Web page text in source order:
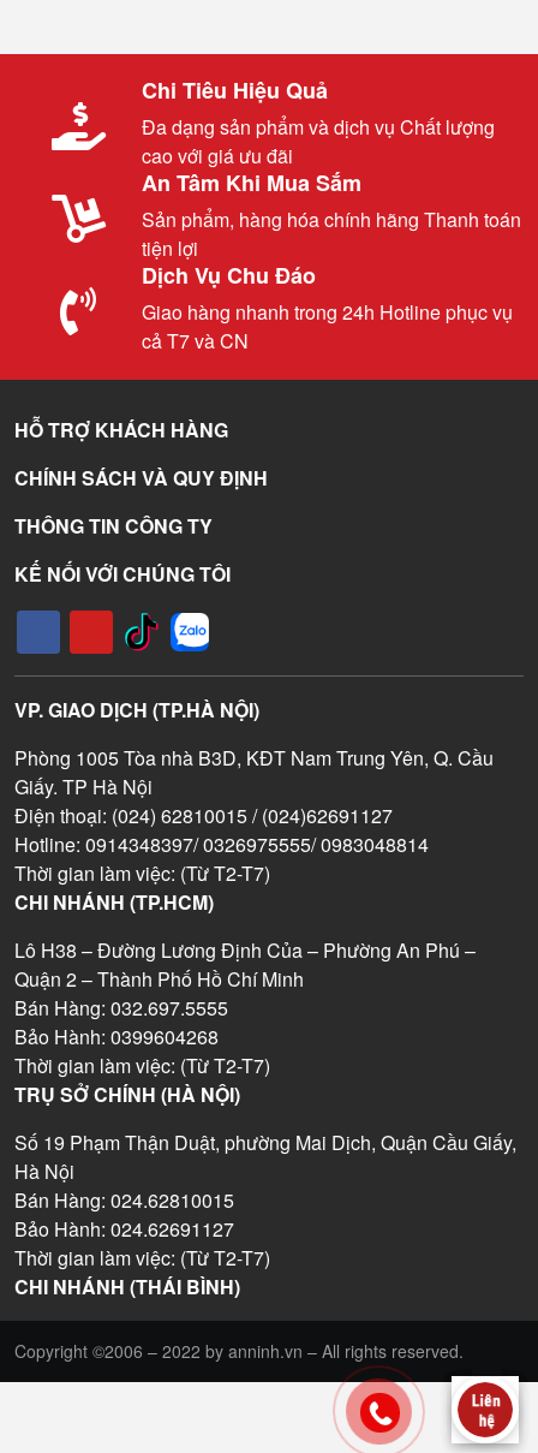
Chi Tiêu Hiệu Quả
Đa dạng sản phẩm và dịch vụ Chất lượng
cao với giá ưu đãi
An Tâm Khi Mua Sắm
Sản phẩm, hàng hóa chính hãng Thanh toán
tiện lợi
Dịch Vụ Chu Đáo
Giao hàng nhanh trong 24h Hotline phục vụ
cả T7 và CN
HỖ TRỢ KHÁCH HÀNG
CHÍNH SÁCH VÀ QUY ĐỊNH
THÔNG TIN CÔNG TY
KẾ NỐI VỚI CHÚNG TÔI
VP. GIAO DỊCH (TP.HÀ NỘI)
Phòng 1005 Tòa nhà B3D, KĐT Nam Trung Yên, Q. Cầu
Giấy. TP Hà Nội
Điện thoại: (024) 62810015 / (024)62691127
Hotline: 0914348397/ 0326975555/ 0983048814
Thời gian làm việc: (Từ T2-T7)
CHI NHÁNH (TP.HCM)
Lô H38 – Đường Lương Định Của – Phường An Phú –
Quận 2 – Thành Phố Hồ Chí Minh
Bán Hàng: 032.697.5555
Bảo Hành: 0399604268
Thời gian làm việc: (Từ T2-T7)
TRỤ SỞ CHÍNH (HÀ NỘI)
Số 19 Phạm Thận Duật, phường Mai Dịch, Quận Cầu Giấy,
Hà Nội
Bán Hàng: 024.62810015
Bảo Hành: 024.62691127
Thời gian làm việc: (Từ T2-T7)
CHI NHÁNH (THÁI BÌNH)
Copyright ©2006 – 2022 by anninh.vn – All rights reserved.